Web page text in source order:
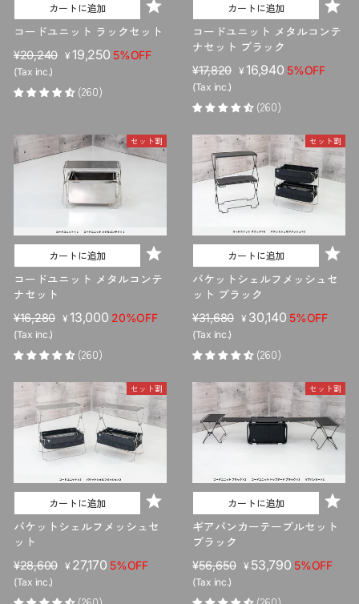
カートに追加
コードユニット ラックセット
販
売
価
格
¥20,240 セ
ル
価
¥ 19,250 5%OFF
(Tax inc.)
(260)
カートに追加
コードユニット メタルコンテ
ナセット ブラック
販
売
価
格
¥17,820 セ
ル
価
格
¥ 16,940 5%OFF
(Tax inc.)
(260)
セット割
カートに追加
コードユニット メタルコンテ
ナセット
販
売
価
格
¥16,280 セ
ル
価
格
¥ 13,000 20%OFF
(Tax inc.)
(260)
セット割
カートに追加
バケットシェルフメッシュセ
ット ブラック
販
売
価
格
¥31,680 セ
ル
価
格
¥ 30,140 5%OFF
(Tax inc.)
(260)
セット割
カートに追加
バケットシェルフメッシュセ
ット
販
売
価
¥28,600 セ
ル
¥ 27,170 5%OFF
(Tax inc.)
セット割
カートに追加
ギアバンカーテーブルセット
ブラック
販
売
価
¥56,650 セ
ル
¥ 53,790 5%OFF
(Tax inc.)